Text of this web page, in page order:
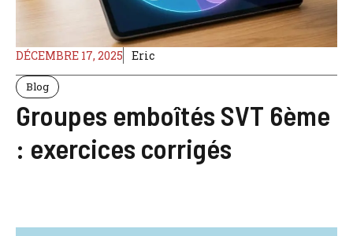
DÉCEMBRE 17, 2025 Eric
Blog
Groupes emboîtés SVT 6ème
: exercices corrigés